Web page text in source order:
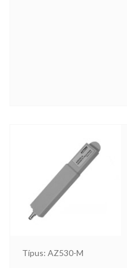
Típus: AZ530-M